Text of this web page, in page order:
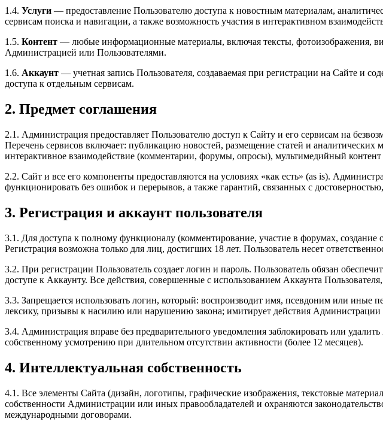
1.4. Услуги — предоставление Пользователю доступа к новостным материалам,
сервисам поиска и навигации, а также возможность участия в интерактивном
1.5. Контент — любые информационные материалы, включая тексты, фотоизображения,
Администрацией или Пользователями.
1.6. Аккаунт — учетная запись Пользователя, создаваемая при регистрации на Сайте
доступа к отдельным сервисам.
2. Предмет соглашения
2.1. Администрация предоставляет Пользователю доступ к Сайту и его сервисам на
Перечень сервисов включает: публикацию новостей, размещение статей и
интерактивное взаимодействие (комментарии, форумы, опросы), мультимедийный
2.2. Сайт и все его компоненты предоставляются на условиях «как есть» (as is).
функционировать без ошибок и перерывов, а также гарантий, связанных с
3. Регистрация и аккаунт пользователя
3.1. Для доступа к полному функционалу (комментирование, участие в форумах,
Регистрация возможна только для лиц, достигших 18 лет. Пользователь несет
3.2. При регистрации Пользователь создает логин и пароль. Пользователь обязан
доступе к Аккаунту. Все действия, совершенные с использованием Аккаунта
3.3. Запрещается использовать логин, который: воспроизводит имя, псевдоним или иные
лексику, призывы к насилию или нарушению закона; имитирует действия Администрации
3.4. Администрация вправе без предварительного уведомления заблокировать или
собственному усмотрению при длительном отсутствии активности (более 12 месяцев).
4. Интеллектуальная собственность
4.1. Все элементы Сайта (дизайн, логотипы, графические изображения, текстовые
собственности Администрации или иных правообладателей и охраняются
международными договорами.